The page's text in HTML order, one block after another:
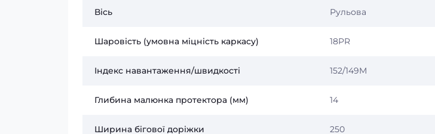
Вісь Рульова
Шаровість (умовна міцність каркасу) 18PR
Індекс навантаження/швидкості 152/149M
Глибина малюнка протектора (мм) 14
Ширина бігової доріжки 250